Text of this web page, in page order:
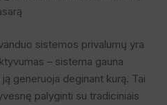
sistemos privalumų yra
– sistema gauna
generuoja deginant kurą. Tai
palyginti su tradiciniais